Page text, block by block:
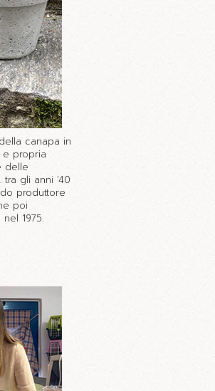
canapa in
e propria
delle
gli anni ‘40
produttore
poi
1975.